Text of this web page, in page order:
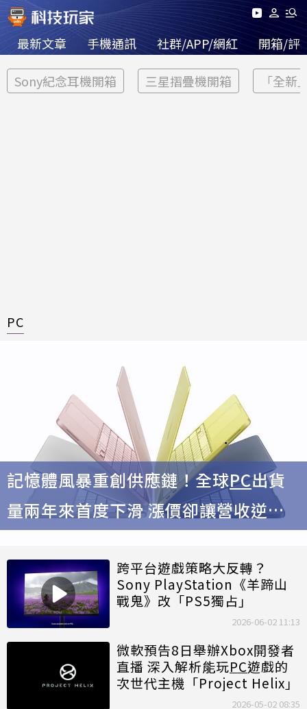
最新文章 手機通訊 社群/APP/網紅 開箱/評
Sony紀念耳機開箱 三星摺疊機開箱 「全新
PC
記憶體風暴重創供應鏈！全球PC出貨
量兩年來首度下滑 漲價卻讓營收逆勢
跨平台遊戲策略大反轉？
Sony PlayStation《羊蹄山
戰鬼》改「PS5獨占」
2026-06-02 11:13
微軟預告8日舉辦Xbox開發者
直播 深入解析能玩PC遊戲的
次世代主機「Project Helix」
2026-05-02 08:35